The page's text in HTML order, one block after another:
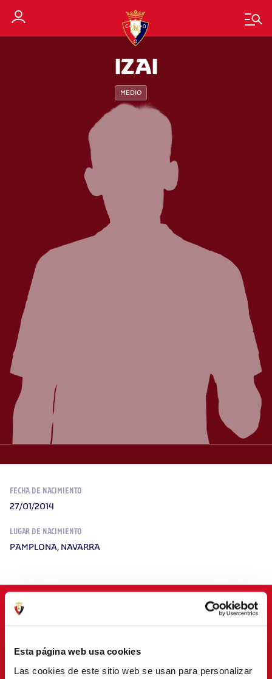
Esta página web usa cookies
Las cookies de este sitio web se usan para personalizar
IZAI
MEDIO
FECHA DE NACIMIENTO
27/01/2014
LUGAR DE NACIMIENTO
PAMPLONA, NAVARRA